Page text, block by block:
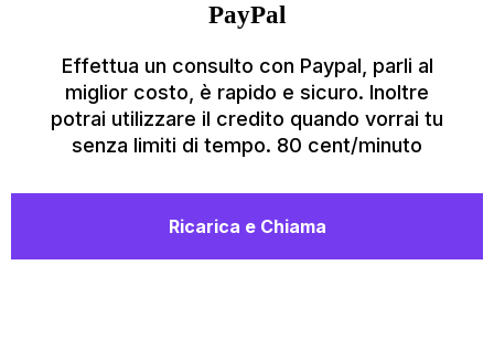
PayPal
Effettua un consulto con Paypal, parli al
miglior costo, è rapido e sicuro. Inoltre
potrai utilizzare il credito quando vorrai tu
senza limiti di tempo. 80 cent/minuto
Ricarica e Chiama